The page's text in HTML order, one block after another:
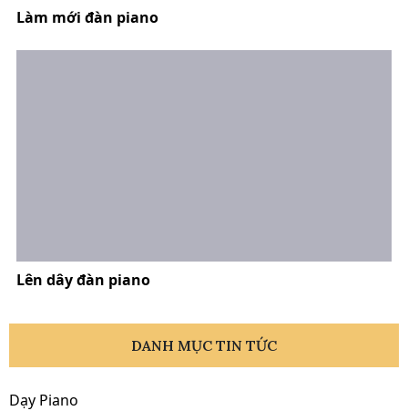
Làm mới đàn piano
Lên dây đàn piano
DANH MỤC TIN TỨC
Dạy Piano